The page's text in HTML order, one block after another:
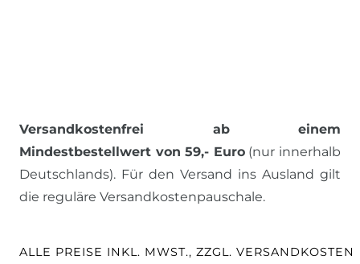
Versandkostenfrei ab einem
Mindestbestellwert von 59,- Euro(nur innerhalb
Deutschlands). Für den Versand ins Ausland gilt
die reguläre Versandkostenpauschale.
ALLE PREISE INKL. MWST., ZZGL. VERSANDKOSTEN